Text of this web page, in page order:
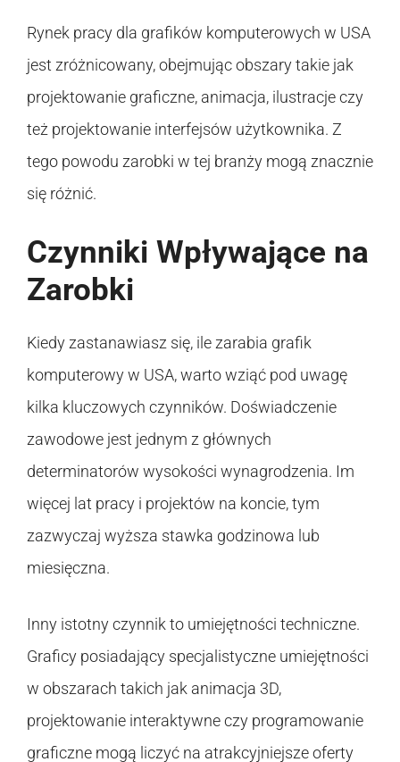
Rynek pracy dla grafików komputerowych w USA
jest zróżnicowany, obejmując obszary takie jak
projektowanie graficzne, animacja, ilustracje czy
też projektowanie interfejsów użytkownika. Z
tego powodu zarobki w tej branży mogą znacznie
się różnić.
Czynniki Wpływające na
Zarobki
Kiedy zastanawiasz się, ile zarabia grafik
komputerowy w USA, warto wziąć pod uwagę
kilka kluczowych czynników. Doświadczenie
zawodowe jest jednym z głównych
determinatorów wysokości wynagrodzenia. Im
więcej lat pracy i projektów na koncie, tym
zazwyczaj wyższa stawka godzinowa lub
miesięczna.
Inny istotny czynnik to umiejętności techniczne.
Graficy posiadający specjalistyczne umiejętności
w obszarach takich jak animacja 3D,
projektowanie interaktywne czy programowanie
graficzne mogą liczyć na atrakcyjniejsze oferty